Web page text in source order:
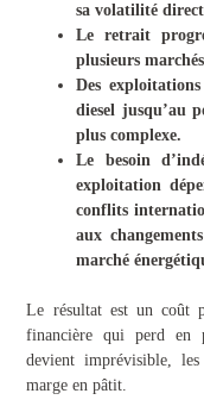
sa volatilité
Le retrait
plusieurs
Des
diesel jusqu’au
plus complexe.
Le besoin
exploitation
conflits
aux
marché
Le résultat est un coût
financière qui perd en
devient imprévisible,
marge en pâtit.